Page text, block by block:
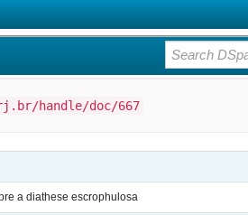
handle/doc/667
a diathese escrophulosa